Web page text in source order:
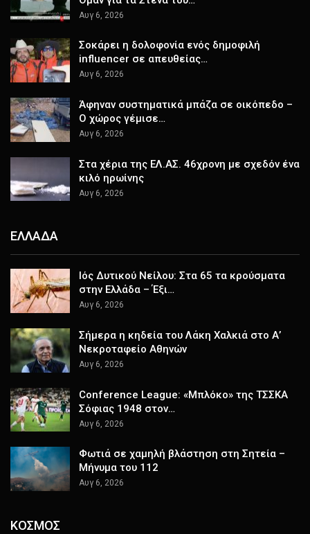
Αυγ 6, 2026
Σοκάρει η δολοφονία ενός δημοφιλή
influencer σε απευθείας…
Αυγ 6, 2026
Άφηναν συστηματικά μπάζα σε οικόπεδο –
Ο χώρος γέμισε…
Αυγ 6, 2026
Στα χέρια της ΕΛ.ΑΣ. 46χρονη με σχεδόν ένα
κιλό ηρωίνης
Αυγ 6, 2026
ΕΛΛΑΔΑ
Ιός Δυτικού Νείλου: Στα 65 τα κρούσματα
στην Ελλάδα – Έξι…
Αυγ 6, 2026
Σήμερα η κηδεία του Λάκη Χαλκιά στο Α’
Νεκροταφείο Αθηνών
Αυγ 6, 2026
Conference League: «Μπλόκο» της ΤΣΣΚΑ
Σόφιας 1948 στον…
Αυγ 6, 2026
Φωτιά σε χαμηλή βλάστηση στη Σητεία –
Μήνυμα του 112
Αυγ 6, 2026
ΚΟΣΜΟΣ